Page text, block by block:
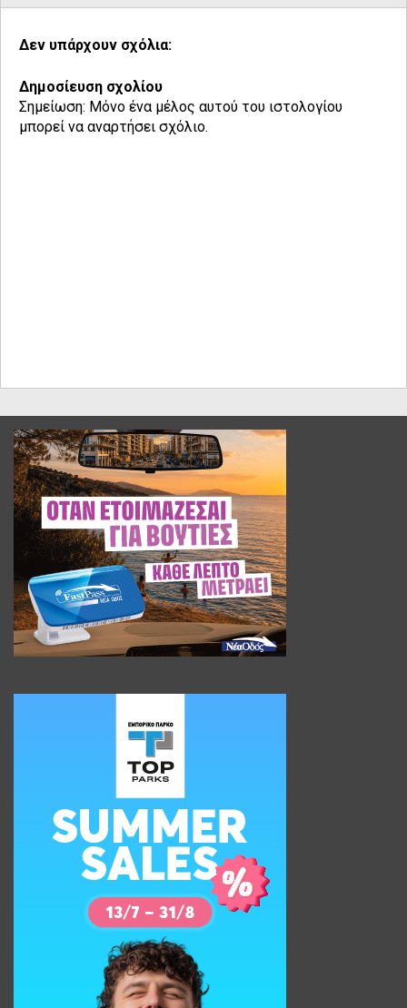
Δεν υπάρχουν σχόλια:
Δημοσίευση σχολίου
Σημείωση: Μόνο ένα μέλος αυτού του ιστολογίου
μπορεί να αναρτήσει σχόλιο.